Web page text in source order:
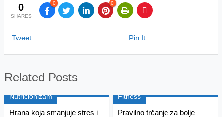
0
SHARES
0 0
Tweet Pin It
Related Posts
Nutricionizam
Hrana koja smanjuje stres i
Fitness
Pravilno trčanje za bolje